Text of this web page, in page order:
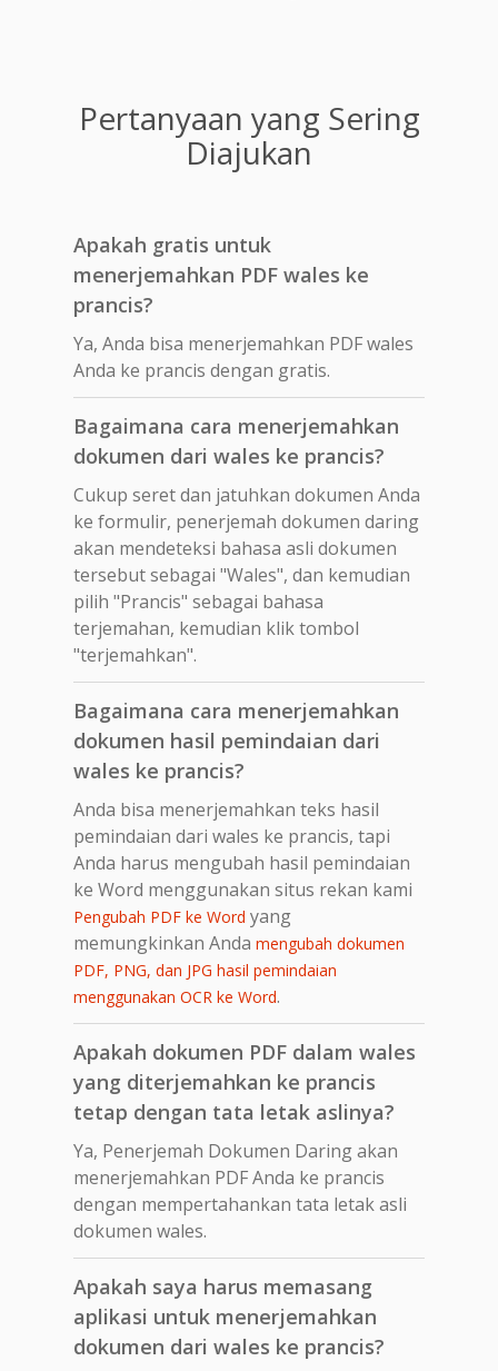
Pertanyaan yang Sering
Diajukan
Apakah gratis untuk
menerjemahkan PDF wales ke
prancis?
Ya, Anda bisa menerjemahkan PDF wales
Anda ke prancis dengan gratis.
Bagaimana cara menerjemahkan
dokumen dari wales ke prancis?
Cukup seret dan jatuhkan dokumen Anda
ke formulir, penerjemah dokumen daring
akan mendeteksi bahasa asli dokumen
tersebut sebagai "Wales", dan kemudian
pilih "Prancis" sebagai bahasa
terjemahan, kemudian klik tombol
"terjemahkan".
Bagaimana cara menerjemahkan
dokumen hasil pemindaian dari
wales ke prancis?
Anda bisa menerjemahkan teks hasil
pemindaian dari wales ke prancis, tapi
Anda harus mengubah hasil pemindaian
ke Word menggunakan situs rekan kami
Pengubah PDF ke Word yang
memungkinkan Anda mengubah dokumen
PDF, PNG, dan JPG hasil pemindaian
menggunakan OCR ke Word.
Apakah dokumen PDF dalam wales
yang diterjemahkan ke prancis
tetap dengan tata letak aslinya?
Ya, Penerjemah Dokumen Daring akan
menerjemahkan PDF Anda ke prancis
dengan mempertahankan tata letak asli
dokumen wales.
Apakah saya harus memasang
aplikasi untuk menerjemahkan
dokumen dari wales ke prancis?